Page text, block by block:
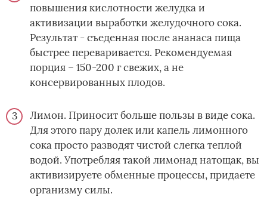
повышения кислотности желудка и
активизации выработки желудочного сока.
Результат - съеденная после ананаса пища
быстрее переваривается. Рекомендуемая
порция – 150-200 г свежих, а не
консервированных плодов.
Лимон. Приносит больше пользы в виде сока.
Для этого пару долек или капель лимонного
сока просто разводят чистой слегка теплой
водой. Употребляя такой лимонад натощак, вы
активизируете обменные процессы, придаете
организму силы.